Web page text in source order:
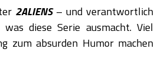
2ALIENS– und verantwortlich
diese Serie ausmacht. Viel
zum absurden Humor machen